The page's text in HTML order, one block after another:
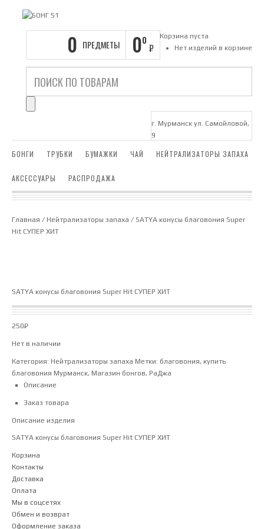
0 ПРЕДМЕТЫ 00
₽
Корзина пуста
Нет изделий в корзине
г. Мурманск ул. Самойловой,
9
БОНГИ ТРУБКИ БУМАЖКИ ЧАЙ НЕЙТРАЛИЗАТОРЫ ЗАПАХА
АКСЕССУАРЫ РАСПРОДАЖА
Главная / Нейтрализаторы запаха / SATYA конусы благовония Super
Hit СУПЕР ХИТ
SATYA конусы благовония Super Hit СУПЕР ХИТ
250₽
Нет в наличии
Категория: Нейтрализаторы запаха Метки: благовония, купить
благовония Мурманск, Магазин бонгов, РаДжа
Описание
Заказ товара
Описание изделия
SATYA конусы благовония Super Hit СУПЕР ХИТ
Корзина
Контакты
Доставка
Оплата
Мы в соцсетях
Обмен и возврат
Оформление заказа